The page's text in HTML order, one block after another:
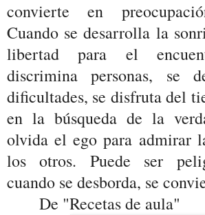
convierte en
Cuando se desarrolla la
libertad para el
discrimina personas, se
dificultades, se disfruta del
en la búsqueda de la
olvida el ego para admirar
los otros. Puede ser
cuando se desborda, se
De "Recetas de aula"